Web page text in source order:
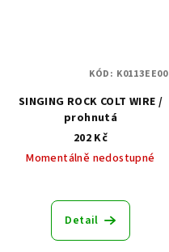
SINGING ROCK COLT WIRE /
prohnutá
202 Kč
Momentálně nedostupné
Detail
KÓD: K0113EE00